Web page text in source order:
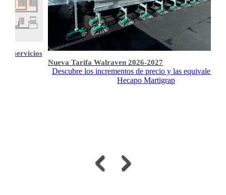
y servicios
Nueva Tarifa Walraven 2026-2027
Descubre los incrementos de precio y las
Hecapo Martigrap